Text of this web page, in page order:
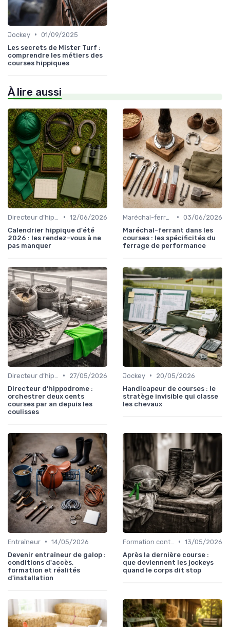
Jockey • 01/09/2025
Les secrets de Mister Turf :
comprendre les métiers des
courses hippiques
À lire aussi
• 12/06/2026
Calendrier hippique d'été
2026 : les rendez-vous à ne
pas manquer
• 03/06/2026
Maréchal-ferrant dans les
courses : les spécificités du
ferrage de performance
•
27/05/2026
Directeur d'hippodrome :
orchestrer deux cents
courses par an depuis les
coulisses
Jockey •
20/05/2026
Handicapeur de courses : le
stratège invisible qui classe
les chevaux
Entraîneur • 14/05/2026
Devenir entraîneur de galop :
conditions d'accès,
formation et réalités
d'installation
• 13/05/2026
Après la dernière course :
que deviennent les jockeys
quand le corps dit stop